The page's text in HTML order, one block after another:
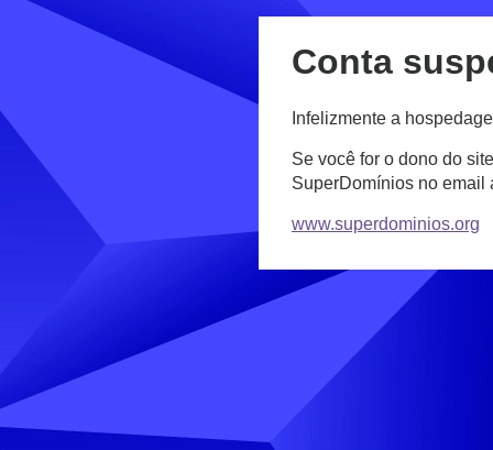
Conta
Infelizmente a
Se você for o dono do
SuperDomínios no email
www.superdominios.org